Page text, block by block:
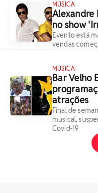
MÚSICA
Alexandre
no show
Evento está
vendas
MÚSICA
Bar Velho
atrações
Final de
musical,
Covid-19